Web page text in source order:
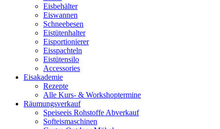
Eisbehälter
Eiswannen
Schneebesen
Eistütenhalter
Eisportionierer
Eisspachteln
Eistütensilo
Accessories
Eisakademie
Rezepte
Alle Kurs- & Workshoptermine
Räumungsverkauf
Speiseeis Rohstoffe Abverkauf
Softeismaschinen